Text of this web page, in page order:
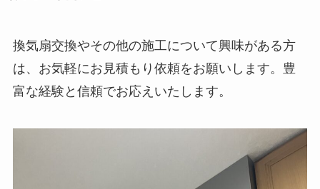
換気扇交換やその他の施工について興味がある方
は、お気軽にお見積もり依頼をお願いします。豊
富な経験と信頼でお応えいたします。